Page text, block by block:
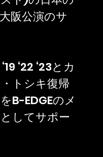
阪公演のサ
‘19 ‘22 ‘23とカ
トシキ復帰
B-EDGEのメ
してサポー